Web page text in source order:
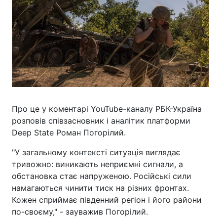
Про це у коментарі YouTube-каналу РБК-Україна
розповів співзасновник і аналітик платформи
Deep State Роман Погорілий.
"У загальному контексті ситуація виглядає
тривожно: виникають неприємні сигнали, а
обстановка стає напруженою. Російські сили
намагаються чинити тиск на різних фронтах.
Кожен сприймає південний регіон і його райони
по-своєму," - зауважив Погорілий.